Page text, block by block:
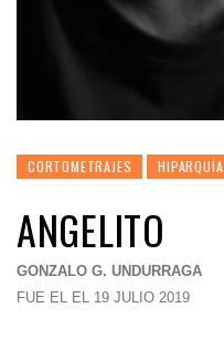
CORTOMETRAJES HIPARQUÍA
ANGELITO
GONZALO G. UNDURRAGA
FUE EL EL 19 JULIO 2019